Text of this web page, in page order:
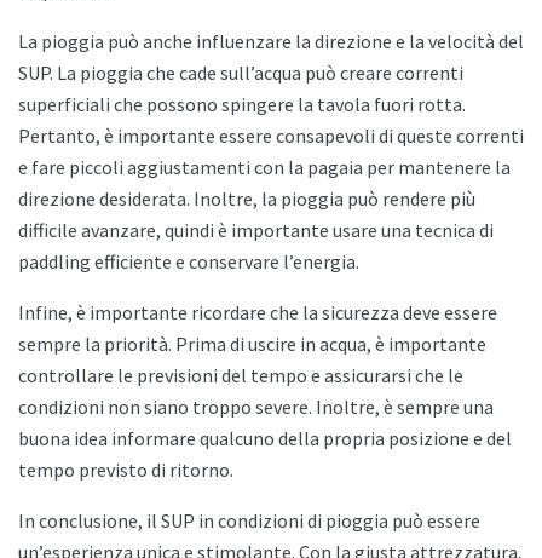
La pioggia può anche influenzare la direzione e la velocità del
SUP. La pioggia che cade sull’acqua può creare correnti
superficiali che possono spingere la tavola fuori rotta.
Pertanto, è importante essere consapevoli di queste correnti
e fare piccoli aggiustamenti con la pagaia per mantenere la
direzione desiderata. Inoltre, la pioggia può rendere più
difficile avanzare, quindi è importante usare una tecnica di
paddling efficiente e conservare l’energia.
Infine, è importante ricordare che la sicurezza deve essere
sempre la priorità. Prima di uscire in acqua, è importante
controllare le previsioni del tempo e assicurarsi che le
condizioni non siano troppo severe. Inoltre, è sempre una
buona idea informare qualcuno della propria posizione e del
tempo previsto di ritorno.
In conclusione, il SUP in condizioni di pioggia può essere
un’esperienza unica e stimolante. Con la giusta attrezzatura,